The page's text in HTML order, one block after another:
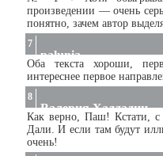
произведении — очень
понятно, зачем автор
7
palunia
Оба текста хороши,
интереснее первое
8
Валерия Хаддадин
Как верно, Паш! Кстати, с
Дали. И если там будут
очень!